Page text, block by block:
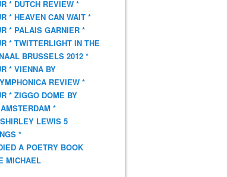
* DUTCH REVIEW *
* HEAVEN CAN WAIT *
* PALAIS GARNIER *
* TWITTERLIGHT IN THE
BRUSSELS 2012 *
* VIENNA BY
REVIEW *
* ZIGGO DOME BY
*
LEWIS 5
*
A POETRY BOOK
MICHAEL